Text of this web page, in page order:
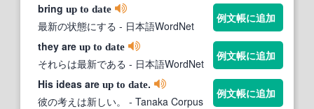
bring up to date
最新の状態にする - 日本語WordNet
例文帳に追加
they are up to date
それらは最新である - 日本語WordNet
例文帳に追加
His ideas are up to date.
彼の考えは新しい。
- Tanaka Corpus
例文帳に追加